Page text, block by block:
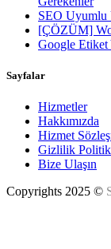
SEO Uyumlu
[ÇÖZÜM]
Google Etiket
Sayfalar
Hizmetler
Hakkımızda
Hizmet
Gizlilik
Bize Ulaşın
Copyrights 2025 ©